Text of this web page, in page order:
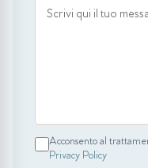
Acconsento al
Privacy Policy